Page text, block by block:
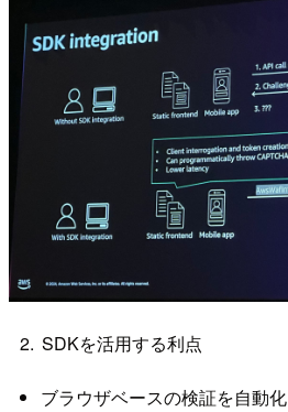
SDKを活用する利点
ブラウザベースの検証を自動化